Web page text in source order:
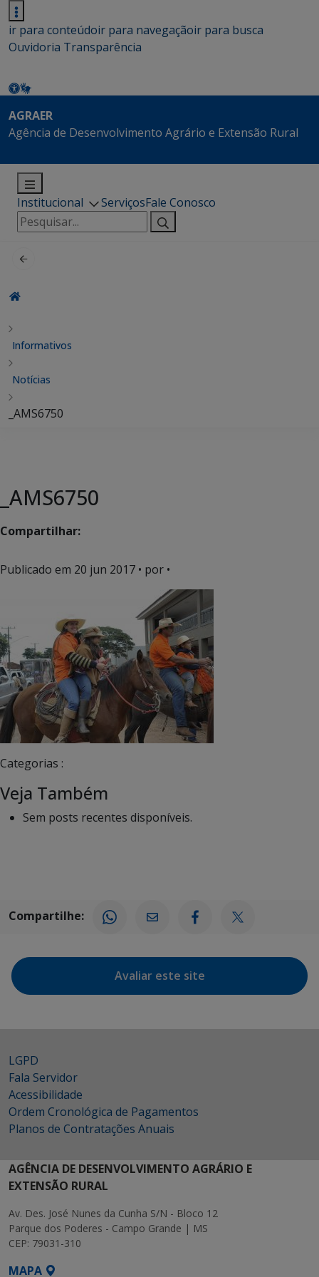
ir para conteúdoir para navegaçãoir para busca
Ouvidoria Transparência
AGRAER
Agência de Desenvolvimento Agrário e Extensão Rural
Institucional ServiçosFale Conosco
Pesquisar
por:
Informativos
Notícias
_AMS6750
_AMS6750
Compartilhar:
Publicado em 20 jun 2017 • por •
Categorias :
Veja Também
Sem posts recentes disponíveis.
Compartilhe:
Avaliar este site
LGPD
Fala Servidor
Acessibilidade
Ordem Cronológica de Pagamentos
Planos de Contratações Anuais
AGÊNCIA DE DESENVOLVIMENTO AGRÁRIO E
EXTENSÃO RURAL
Av. Des. José Nunes da Cunha S/N - Bloco 12
Parque dos Poderes - Campo Grande | MS
CEP: 79031-310
MAPA